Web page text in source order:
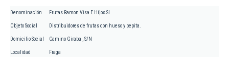
Denominación Frutas Ramon Visa E Hijos Sl
Objeto Social Distribuidores de frutas con hueso y pepita.
Domicilio Social Camino Giraba , S/N
Localidad Fraga